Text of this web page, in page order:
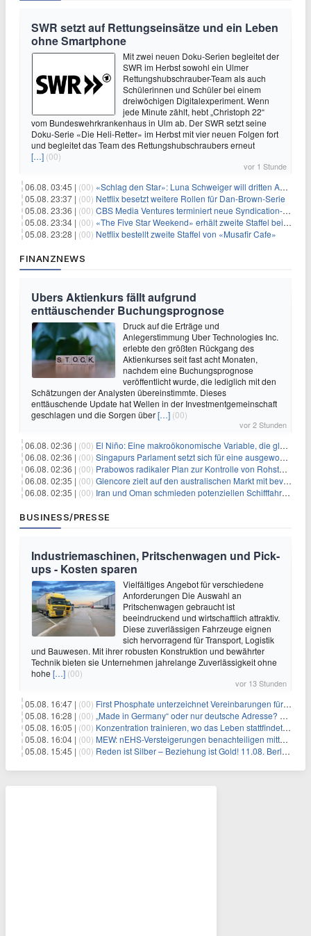
SWR setzt auf Rettungseinsätze und ein Leben
ohne Smartphone
Mit zwei neuen Doku-Serien begleitet der
SWR im Herbst sowohl ein Ulmer
Rettungshubschrauber-Team als auch
Schülerinnen und Schüler bei einem
dreiwöchigen Digitalexperiment. Wenn
jede Minute zählt, hebt „Christoph 22“
vom Bundeswehrkrankenhaus in Ulm ab. Der SWR setzt seine
Doku-Serie «Die Heli-Retter» im Herbst mit vier neuen Folgen fort
und begleitet das Team des Rettungshubschraubers erneut
[…] (00)
vor 1 Stunde
06.08. 03:45 | (00) «Schlag den Star»: Luna Schweiger will dritten Anlauf nutzen
05.08. 23:37 | (00) Netflix besetzt weitere Rollen für Dan-Brown-Serie
05.08. 23:36 | (00) CBS Media Ventures terminiert neue Syndication-Formate
05.08. 23:34 | (00) «The Five Star Weekend» erhält zweite Staffel bei Peacock
05.08. 23:28 | (00) Netflix bestellt zweite Staffel von «Musafir Cafe»
FINANZNEWS
Ubers Aktienkurs fällt aufgrund
enttäuschender Buchungsprognose
Druck auf die Erträge und
Anlegerstimmung Uber Technologies Inc.
erlebte den größten Rückgang des
Aktienkurses seit fast acht Monaten,
nachdem eine Buchungsprognose
veröffentlicht wurde, die lediglich mit den
Schätzungen der Analysten übereinstimmte. Dieses
enttäuschende Update hat Wellen in der Investmentgemeinschaft
geschlagen und die Sorgen über[…] (00)
vor 2 Stunden
06.08. 02:36 | (00) El Niño: Eine makroökonomische Variable, die globale Wirtschaftslandschaften umgestaltet
06.08. 02:36 | (00) Singapurs Parlament setzt sich für eine ausgewogene wirtschaftliche Zukunft ein
06.08. 02:36 | (00) Prabowos radikaler Plan zur Kontrolle von Rohstoffexporten steht vor konkurrierenden Visionen
06.08. 02:35 | (00) Glencore zielt auf den australischen Markt mit bevorstehendem Sekundärlisting
06.08. 02:35 | (00) Iran und Oman schmieden potenziellen Schifffahrtsvertrag im Hormuskanal
BUSINESS/PRESSE
Industriemaschinen, Pritschenwagen und Pick-
ups - Kosten sparen
Vielfältiges Angebot für verschiedene
Anforderungen Die Auswahl an
Pritschenwagen gebraucht ist
beeindruckend und wirtschaftlich attraktiv.
Diese zuverlässigen Fahrzeuge eignen
sich hervorragend für Transport, Logistik
und Bauwesen. Mit ihrer robusten Konstruktion und bewährter
Technik bieten sie Unternehmen jahrelange Zuverlässigkeit ohne
hohe […] (00)
vor 13 Stunden
05.08. 16:47 | (00) First Phosphate unterzeichnet Vereinbarungen für nicht zu refundierende Zuwendungen in Höhe von 4,84 Mio. $ von der kanadischen Regierung für Straßeninfrastruktur und Stromübertragungsleitungen
05.08. 16:28 | (00) „Made in Germany“ oder nur deutsche Adresse? So erkennen Sie, wo Ihre Leiterplatten wirklich gefertigt werden
05.08. 16:05 | (00) Konzentration trainieren, wo das Leben stattfindet: Mobile EEG-Technologie bringt Neurofeedback in den Alltag
05.08. 16:04 | (00) MEW: nEHS-Versteigerungen benachteiligen mittelständische Unternehmen
05.08. 15:45 | (00) Reden ist Silber – Beziehung ist Gold! 11.08. Berlin – 18:30 Uhr